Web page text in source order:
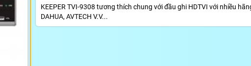
KEEPER TVI-9308 tương thích chung với đầu ghi HDTVI với nhiều
DAHUA, AVTECH V.V...